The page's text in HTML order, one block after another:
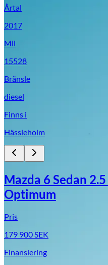
Årtal
2017
Mil
15528
Bränsle
diesel
Finns i
Hässleholm
Mazda 6 Sedan
Optimum
Pris
179 900SEK
Finansiering